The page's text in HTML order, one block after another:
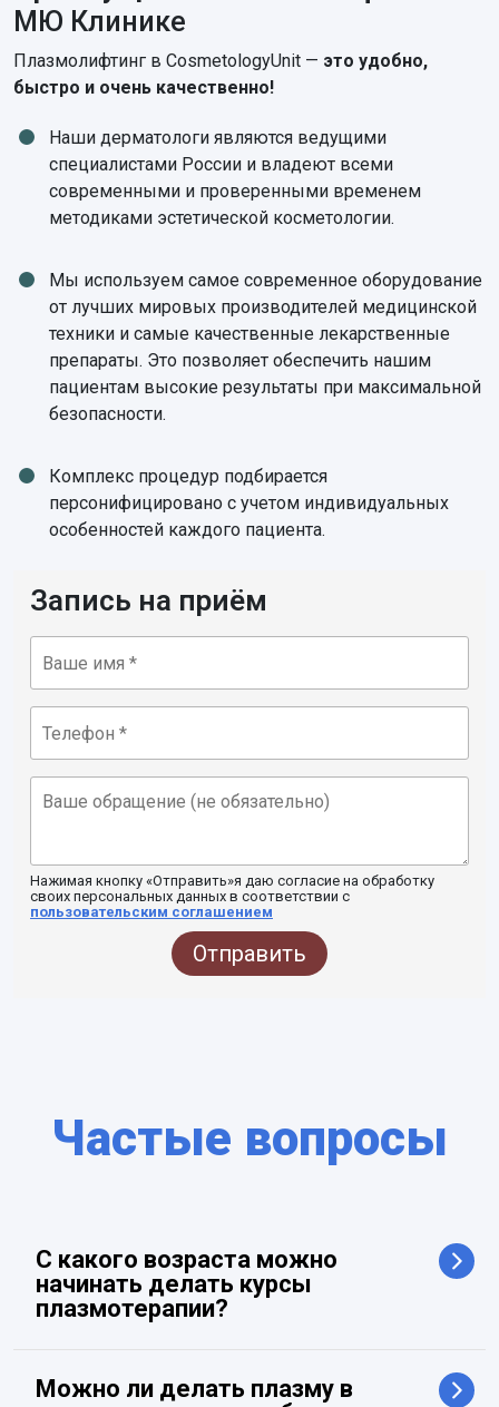
МЮ Клинике
Плазмолифтинг в CosmetologyUnit — это удобно,
быстро и очень качественно!
Наши дерматологи являются ведущими
специалистами России и владеют всеми
современными и проверенными временем
методиками эстетической косметологии.
Мы используем самое современное оборудование
от лучших мировых производителей медицинской
техники и самые качественные лекарственные
препараты. Это позволяет обеспечить нашим
пациентам высокие результаты при максимальной
безопасности.
Комплекс процедур подбирается
персонифицировано с учетом индивидуальных
особенностей каждого пациента.
Запись на приём
Нажимая кнопку «Отправить»я даю согласие на обработку
своих персональных данных в соответствии с
пользовательским соглашением
Отправить
Частые вопросы
С какого возраста можно
начинать делать курсы
плазмотерапии?
Любая косметическая терапия выполняется по
показаниям, в том числе и плазмолифтинг. Врачи-
косметологи обычно рекомендуют ее пациентам
Можно ли делать плазму в